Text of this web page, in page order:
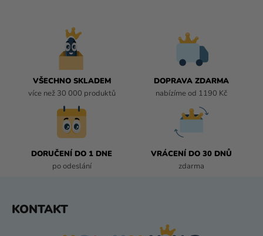
VŠECHNO SKLADEM
více než 30 000 produktů
DOPRAVA ZDARMA
nabízíme od 1190 Kč
DORUČENÍ DO 1 DNE
po odeslání
VRÁCENÍ DO 30 DNŮ
zdarma
KONTAKT